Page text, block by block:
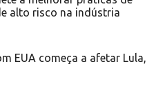
alto risco na indústria
EUA começa a afetar Lula,